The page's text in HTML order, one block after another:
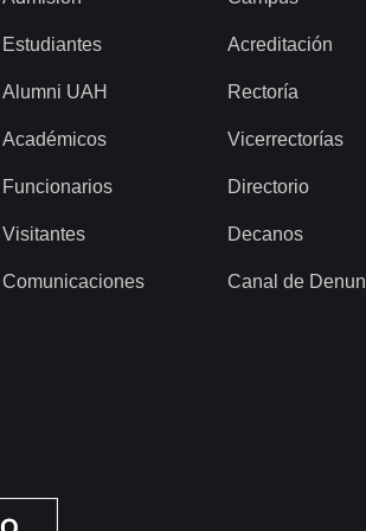
Estudiantes
Alumni UAH
Académicos
Funcionarios
Visitantes
Comunicaciones
Acreditación
Rectoría
Vicerrectorías
Directorio
Decanos
Canal de